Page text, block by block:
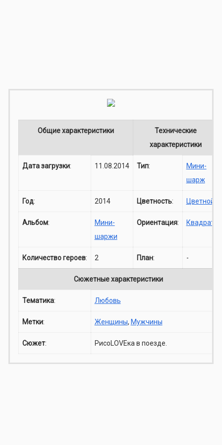
Общие характеристики
Технические
характеристики
Дата загрузки: 11.08.2014 Тип:
Мини-
шарж
Год: 2014 Цветность: Цветной
Альбом:
Мини-
шаржи
Ориентация: Квадрат
Количество героев: 2 План: -
Сюжетные характеристики
Тематика: Любовь
Метки: Женщины, Мужчины
Сюжет: РисоLOVEка в поезде.